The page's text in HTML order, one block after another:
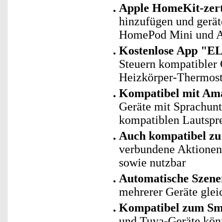
Apple HomeKit-
hinzufügen und
HomePod Mini und
Kostenlose App
Steuern
Heizkörper-
Kompatibel mit
Geräte mit
kompatiblen
Auch kompatibel
verbundene
sowie nutzbar
Automatische
mehrerer Geräte
Kompatibel zum